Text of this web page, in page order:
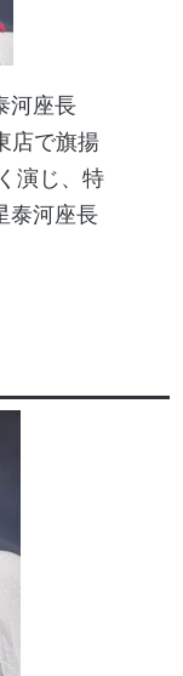
河座長
店で旗揚
演じ、特
泰河座長